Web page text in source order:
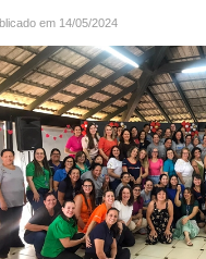
em 14/05/2024